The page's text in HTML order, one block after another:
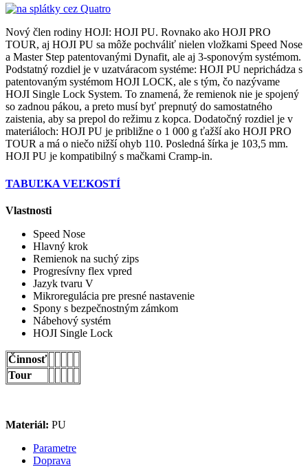
Nový člen rodiny HOJI: HOJI PU. Rovnako ako HOJI PRO
TOUR, aj HOJI PU sa môže pochváliť nielen vložkami Speed Nose
a Master Step patentovanými Dynafit, ale aj 3-sponovým systémom.
Podstatný rozdiel je v uzatváracom systéme: HOJI PU neprichádza s
patentovaným systémom HOJI LOCK, ale s tým, čo nazývame
HOJI Single Lock System. To znamená, že remienok nie je spojený
so zadnou pákou, a preto musí byť prepnutý do samostatného
zaistenia, aby sa prepol do režimu z kopca. Dodatočný rozdiel je v
materiáloch: HOJI PU je približne o 1 000 g ťažší ako HOJI PRO
TOUR a má o niečo nižší ohyb 110. Posledná šírka je 103,5 mm.
HOJI PU je kompatibilný s mačkami Cramp-in.
TABUĽKA VEĽKOSTÍ
Vlastnosti
Speed Nose
Hlavný krok
Remienok na suchý zips
Progresívny flex vpred
Jazyk tvaru V
Mikroregulácia pre presné nastavenie
Spony s bezpečnostným zámkom
Nábehový systém
HOJI Single Lock
Činnosť
Tour
Materiál: PU
Parametre
Doprava